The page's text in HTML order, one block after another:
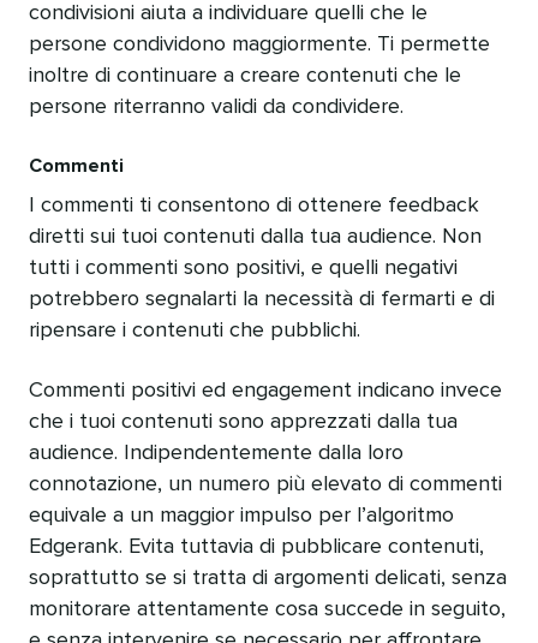
condivisioni aiuta a individuare quelli che le
persone condividono maggiormente. Ti permette
inoltre di continuare a creare contenuti che le
persone riterranno validi da condividere.
Commenti
I commenti ti consentono di ottenere feedback
diretti sui tuoi contenuti dalla tua audience. Non
tutti i commenti sono positivi, e quelli negativi
potrebbero segnalarti la necessità di fermarti e di
ripensare i contenuti che pubblichi.
Commenti positivi ed engagement indicano invece
che i tuoi contenuti sono apprezzati dalla tua
audience. Indipendentemente dalla loro
connotazione, un numero più elevato di commenti
equivale a un maggior impulso per l’algoritmo
Edgerank. Evita tuttavia di pubblicare contenuti,
soprattutto se si tratta di argomenti delicati, senza
monitorare attentamente cosa succede in seguito,